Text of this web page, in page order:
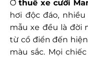
Ở thuê xe cưới
hơi độc đáo,
mẫu xe đều là đời
từ cổ điển đến
màu sắc. Mọi